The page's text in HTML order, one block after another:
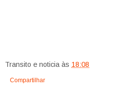
Transito e noticia às 18:08
Compartilhar